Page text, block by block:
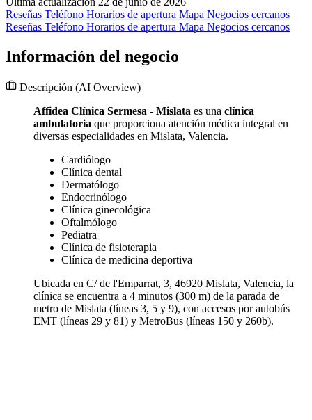
Reseñas Teléfono Horarios de apertura Mapa Negocios cercanos
Reseñas Teléfono Horarios de apertura Mapa Negocios cercanos
Información del negocio
Descripción (AI Overview)
Affidea Clínica Sermesa - Mislata es una clínica
ambulatoria que proporciona atención médica integral en
diversas especialidades en Mislata, Valencia.
Cardiólogo
Clínica dental
Dermatólogo
Endocrinólogo
Clínica ginecológica
Oftalmólogo
Pediatra
Clínica de fisioterapia
Clínica de medicina deportiva
Ubicada en C/ de l'Emparrat, 3, 46920 Mislata, Valencia, la
clínica se encuentra a 4 minutos (300 m) de la parada de
metro de Mislata (líneas 3, 5 y 9), con accesos por autobús
EMT (líneas 29 y 81) y MetroBus (líneas 150 y 260b).